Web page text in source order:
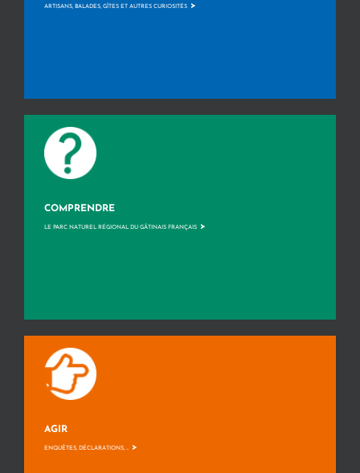
ARTISANS, BALADES, GÎTES ET AUTRES CURIOSITÉS >
COMPRENDRE
LE PARC NATUREL RÉGIONAL DU GÂTINAIS FRANÇAIS >
AGIR
ENQUÊTES, DÉCLARATIONS, ... >